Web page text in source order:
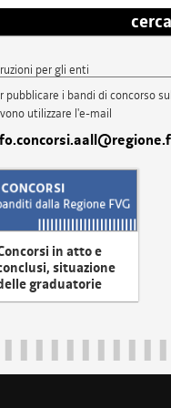
cerca
per gli enti
pubblicare i bandi di concorso
utilizzare l'e-mail
in atto e
situazione
graduatorie